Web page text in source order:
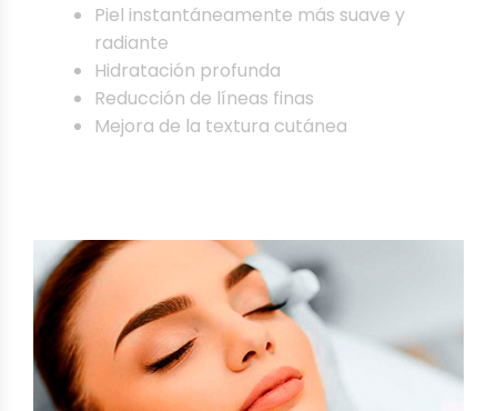
Piel instantáneamente más suave y
radiante
Hidratación profunda
Reducción de líneas finas
Mejora de la textura cutánea